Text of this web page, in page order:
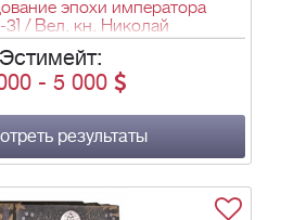
эпохи императора
3] / Вел. кн. Николай
Экспедиция заготовления
Эстимейт:
- 5 000
результаты